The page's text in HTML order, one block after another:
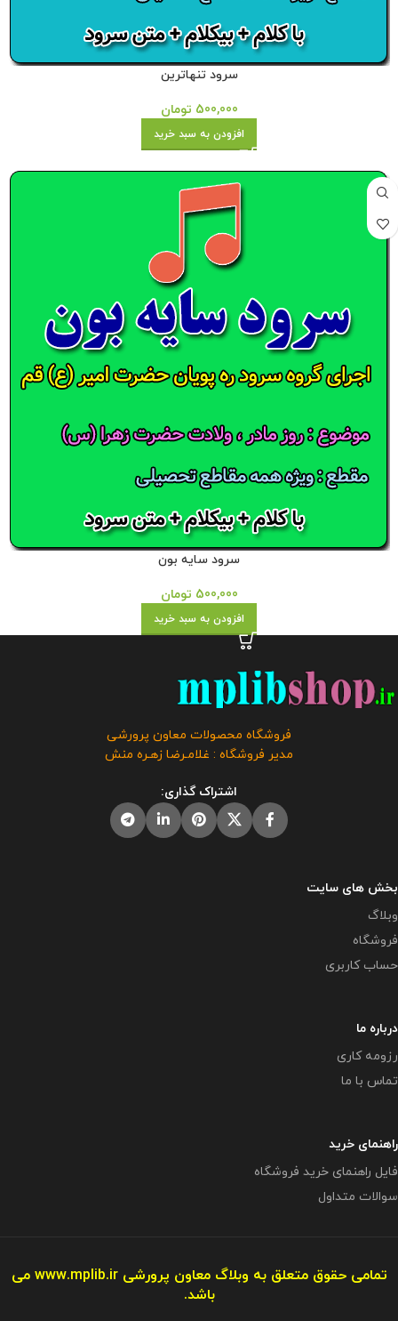
سرود تنهاترین
500,000 تومان
افزودن به سبد خرید
سرود سایه بون
500,000 تومان
افزودن به سبد خرید
فروشگاه محصولات معاون پرورشی
مدیر فروشگاه : غلامـرضا زهـره منش
اشتراک گذاری:
بخش های سایت
وبلاگ
فروشگاه
حساب کاربری
درباره ما
رزومه کاری
تماس با ما
راهنمای خرید
فایل راهنمای خرید فروشگاه
سوالات متداول
تمامی حقوق متعلق به وبلاگ معاون پرورشیwww.mplib.ir می
باشد.